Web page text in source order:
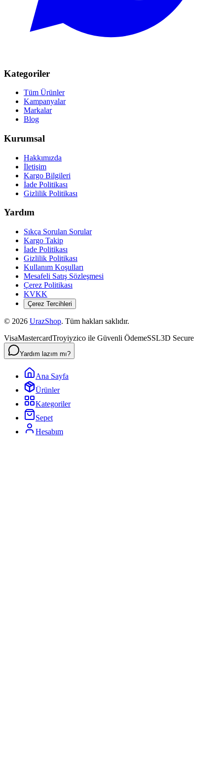
Kategoriler
Tüm Ürünler
Kampanyalar
Markalar
Blog
Kurumsal
Hakkımızda
İletişim
Kargo Bilgileri
İade Politikası
Gizlilik Politikası
Yardım
Sıkça Sorulan Sorular
Kargo Takip
İade Politikası
Gizlilik Politikası
Kullanım Koşulları
Mesafeli Satış Sözleşmesi
Çerez Politikası
KVKK
Çerez Tercihleri
© 2026 UrazShop. Tüm hakları saklıdır.
VisaMastercardTroyiyzico ile Güvenli ÖdemeSSL3D Secure
Yardım lazım mı?
Ana Sayfa
Ürünler
Kategoriler
Sepet
Hesabım